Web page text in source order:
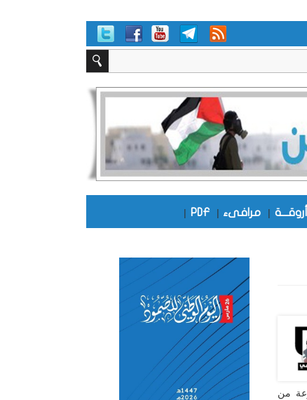
أروقـــة | مرافىء |
PDF
|
من